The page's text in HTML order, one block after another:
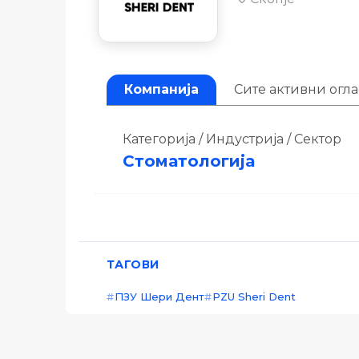
Компанија Сите активни
Категорија / Индустрија / Сектор
Стоматологија
ТАГОВИ
ПЗУ Шери Дент PZU Sheri Dent